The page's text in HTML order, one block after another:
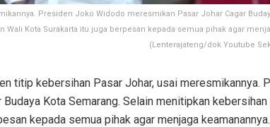
Presiden Joko Widodo meresmikan Pasar Johar Cagar
Wali Kota Surakarta itu juga berpesan kepada semua pihak agar
(Lenterajateng/dok Youtube
titip kebersihan Pasar Johar, usai meresmikannya.
Kota Semarang. Selain menitipkan kebersihan
kepada semua pihak agar menjaga keamanannya.